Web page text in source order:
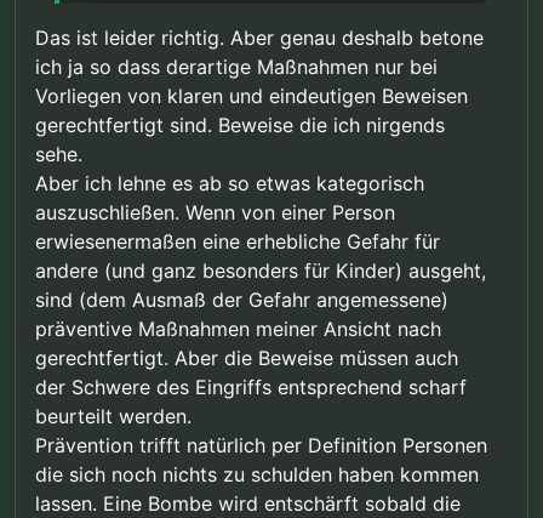
Das ist leider richtig. Aber genau deshalb betone
ich ja so dass derartige Maßnahmen nur bei
Vorliegen von klaren und eindeutigen Beweisen
gerechtfertigt sind. Beweise die ich nirgends
sehe.
Aber ich lehne es ab so etwas kategorisch
auszuschließen. Wenn von einer Person
erwiesenermaßen eine erhebliche Gefahr für
andere (und ganz besonders für Kinder) ausgeht,
sind (dem Ausmaß der Gefahr angemessene)
präventive Maßnahmen meiner Ansicht nach
gerechtfertigt. Aber die Beweise müssen auch
der Schwere des Eingriffs entsprechend scharf
beurteilt werden.
Prävention trifft natürlich per Definition Personen
die sich noch nichts zu schulden haben kommen
lassen. Eine Bombe wird entschärft sobald die